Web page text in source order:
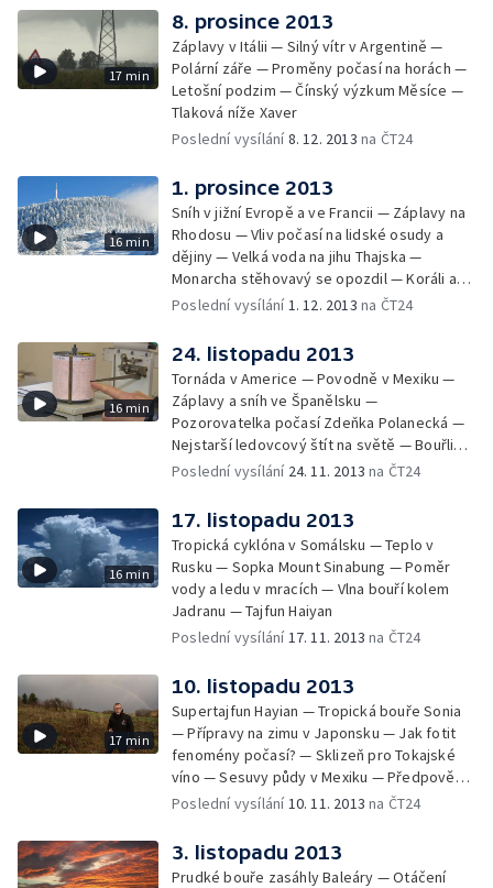
17 min
8. prosince 2013
Záplavy v Itálii — Silný vítr v Argentině —
Polární záře — Proměny počasí na horách —
Letošní podzim — Čínský výzkum Měsíce —
Tlaková níže Xaver
Poslední vysílání8. 12. 2013 na ČT24
16 min
1. prosince 2013
Sníh v jižní Evropě a ve Francii — Záplavy na
Rhodosu — Vliv počasí na lidské osudy a
dějiny — Velká voda na jihu Thajska —
Monarcha stěhovavý se opozdil — Koráli a
oteplování mořské vody
Poslední vysílání1. 12. 2013 na ČT24
16 min
24. listopadu 2013
Tornáda v Americe — Povodně v Mexiku —
Záplavy a sníh ve Španělsku —
Pozorovatelka počasí Zdeňka Polanecká —
Nejstarší ledovcový štít na světě — Bouřlivý
vítr v Chorvatsku — Extrémně silné bouřky
Klementinu
Poslední vysílání 24. 11. 2013 na ČT24
16 min
17. listopadu 2013
Tropická cyklóna v Somálsku — Teplo v
Rusku — Sopka Mount Sinabung — Poměr
vody a ledu v mracích — Vlna bouří kolem
Jadranu — Tajfun Haiyan
Poslední vysílání17. 11. 2013 na ČT24
17 min
10. listopadu 2013
Supertajfun Hayian — Tropická bouře Sonia
— Přípravy na zimu v Japonsku — Jak fotit
fenomény počasí? — Sklizeň pro Tokajské
víno — Sesuvy půdy v Mexiku — Předpověď
písečných bouří v Dubaji — Požáry v Austrálii
Poslední vysílání10. 11. 2013 na ČT24
3. listopadu 2013
Prudké bouře zasáhly Baleáry — Otáčení